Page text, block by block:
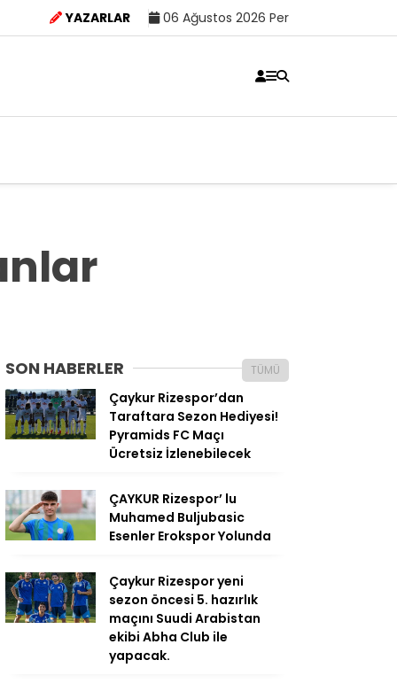
YAZARLAR 06 Ağustos 2026 Per
SON HABERLER TÜMÜ
Çaykur Rizespor’dan
Taraftara Sezon Hediyesi!
Pyramids FC Maçı
Ücretsiz İzlenebilecek
ÇAYKUR Rizespor’ lu
Muhamed Buljubasic
Esenler Erokspor Yolunda
Çaykur Rizespor yeni
sezon öncesi 5. hazırlık
maçını Suudi Arabistan
ekibi Abha Club ile
yapacak.